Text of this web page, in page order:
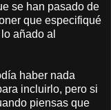
se han pasado de
que especifiqué
añado al
haber nada
incluirlo, pero si
piensas que